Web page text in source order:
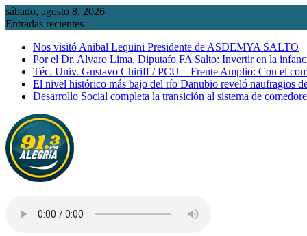
Saltar
al
sábado, agosto 8, 2026
Entradas recientes
Nos visitó Anibal Lequini Presidente de ASDEMYA SALTO
Por el Dr. Alvaro Lima, Diputafo FA Salto: Invertir en la
Téc. Univ. Gustavo Chiriff / PCU – Frente Amplio: Con el
El nivel histórico más bajo del río Danubio reveló naufragios
Desarrollo Social completa la transición al sistema de